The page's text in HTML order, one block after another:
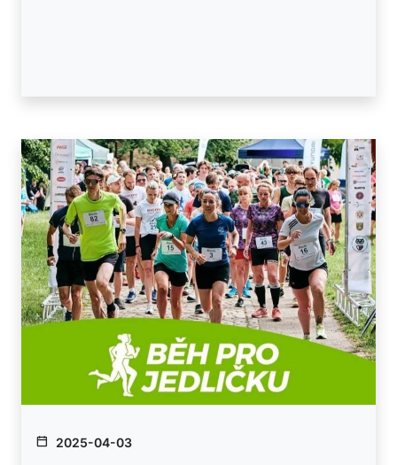
2025-04-03